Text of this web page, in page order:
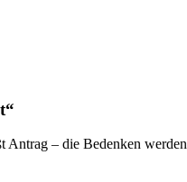
Antrag – die Bedenken werden